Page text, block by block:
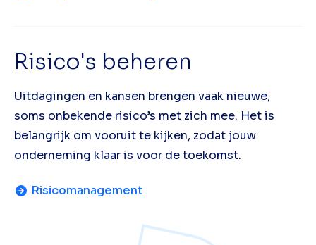
Risico's beheren
Uitdagingen en kansen brengen vaak nieuwe,
soms onbekende risico’s met zich mee. Het is
belangrijk om vooruit te kijken, zodat jouw
onderneming klaar is voor de toekomst.
Risicomanagement